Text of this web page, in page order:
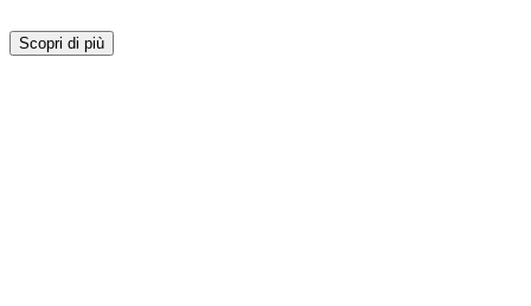
Scopri di più